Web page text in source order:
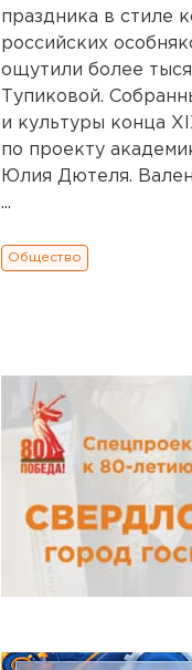
праздника в стиле
российских
ощутили более
Тупиковой.
и культуры конца
по проекту
Юлия Дютеля.
...
Общество